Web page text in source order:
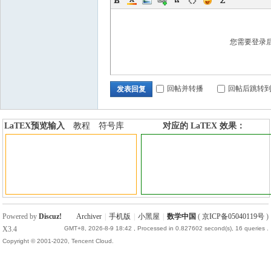
您需要登录
发表回复 回帖并转播 回帖后跳转
LaTEX预览输入 教程
符号库
对应的 LaTEX 效果：
Archiver 手机版 小黑屋 数学中国 ( 京ICP备05040119号)
GMT+8, 2026-8-9 18:42 , Processed in 0.827602 second(s), 16 queries .
Powered byDiscuz!
X3.4
Copyright © 2001-2020, Tencent Cloud.